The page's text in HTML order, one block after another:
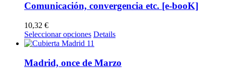
Comunicación, convergencia etc. [e-booK]
10,32 €
Seleccionar opciones Este
múltiples
variantes.
Details
Madrid, once de Marzo